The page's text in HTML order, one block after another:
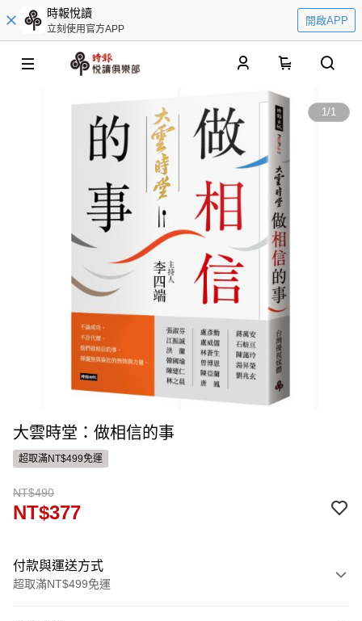
時報悅讀
立刻使用官方APP
開啟APP
1/1
大雲時堂：做相信的事
超取滿NT$499免運
NT$490
NT$377
付款與運送方式
超取滿NT$499免運